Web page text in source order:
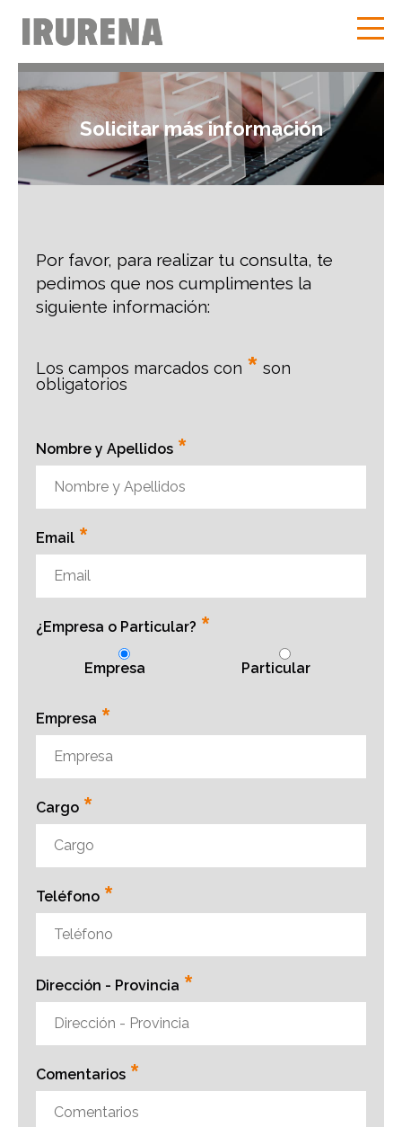
Solicitar más información
Por favor, para realizar tu consulta, te
pedimos que nos cumplimentes la
siguiente información:
Los campos marcados con * son
obligatorios
Nombre y Apellidos *
Email *
¿Empresa o Particular? *
Empresa Particular
Empresa *
Cargo *
Teléfono *
Dirección - Provincia *
Comentarios *